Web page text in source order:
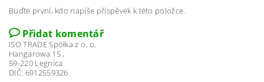
Buďte první, kdo napíše příspěvek k této položce.
Přidat komentář
ISO TRADE Spółka z o. o.
Hangarowa 15 ,
59-220 Legnica
DIČ: 6912559326